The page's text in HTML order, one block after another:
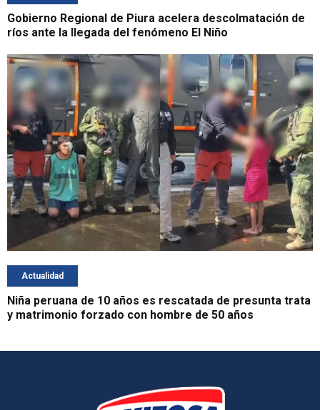
Gobierno Regional de Piura acelera descolmatación de
ríos ante la llegada del fenómeno El Niño
Actualidad
Niña peruana de 10 años es rescatada de presunta trata
y matrimonio forzado con hombre de 50 años